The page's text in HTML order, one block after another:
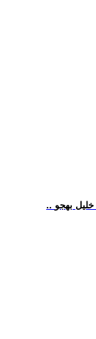
خليل بهجو